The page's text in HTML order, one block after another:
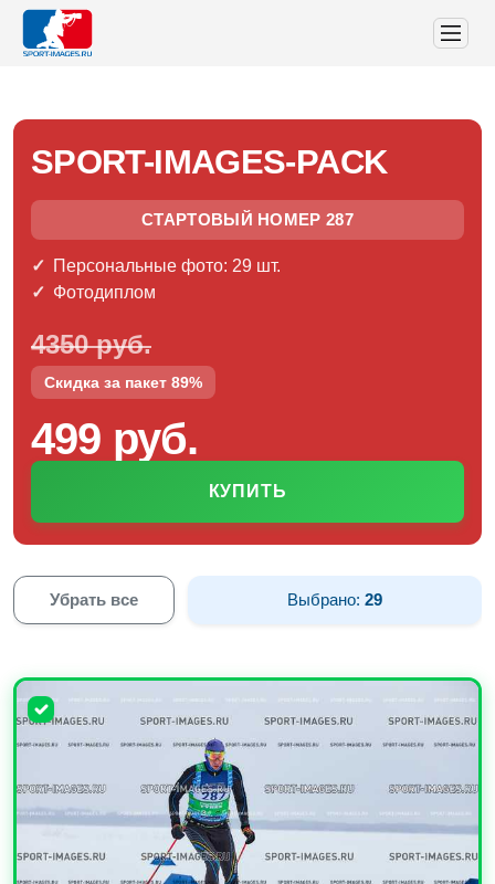
SPORT-IMAGES-PACK
СТАРТОВЫЙ НОМЕР 287
Персональные фото: 29 шт.
Фотодиплом
4350 руб.
Скидка за пакет 89%
499 руб.
КУПИТЬ
Убрать все Выбрано:29